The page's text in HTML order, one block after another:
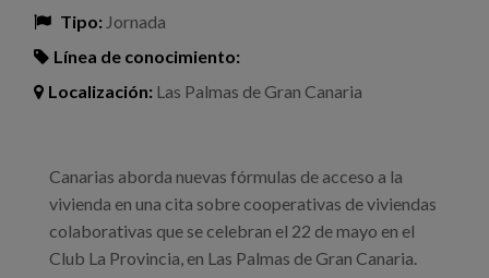
Noticias
Prensa
Tipo: Jornada
Línea de conocimiento:
Localización: Las Palmas de Gran Canaria
Canarias aborda nuevas fórmulas de acceso a la
vivienda en una cita sobre cooperativas de viviendas
colaborativas que se celebran el 22 de mayo en el
Club La Provincia, en Las Palmas de Gran Canaria.